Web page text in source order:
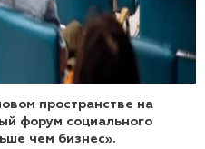
пространстве на
форум социального
чем бизнес».